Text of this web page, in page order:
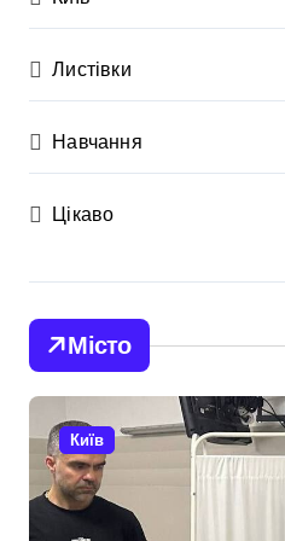
Листівки
Навчання
Цікаво
Місто
Київ